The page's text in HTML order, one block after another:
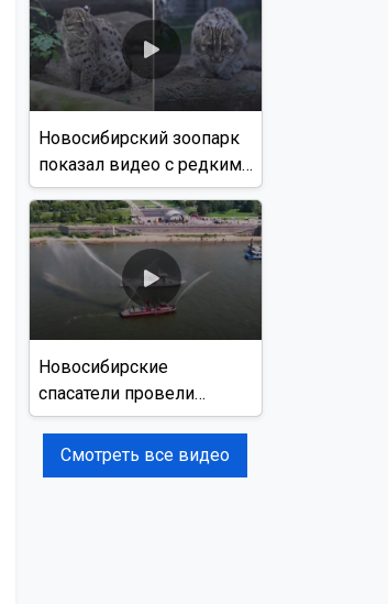
Новосибирский зоопарк
показал видео с редким
виверровым котом
Новосибирские
спасатели провели
учения на реке Обь
Смотреть все видео